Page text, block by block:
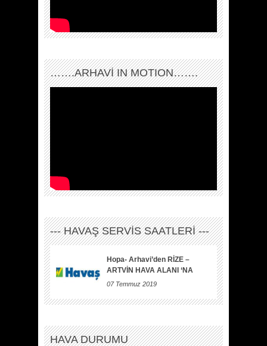
…….ARHAVI IN MOTION…….
--- HAVAŞ SERVİS SAATLERİ ---
Hopa- Arhavi’den RİZE –
ARTVİN HAVA ALANI ‘NA
07 Temmuz 2019
HAVA DURUMU